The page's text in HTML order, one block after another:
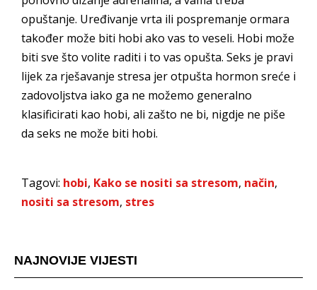
opuštanje. Uređivanje vrta ili pospremanje ormara
također može biti hobi ako vas to veseli. Hobi može
biti sve što volite raditi i to vas opušta. Seks je pravi
lijek za rješavanje stresa jer otpušta hormon sreće i
zadovoljstva iako ga ne možemo generalno
klasificirati kao hobi, ali zašto ne bi, nigdje ne piše
da seks ne može biti hobi.
Tagovi: hobi, Kako se nositi sa stresom, način,
nositi sa stresom, stres
NAJNOVIJE VIJESTI